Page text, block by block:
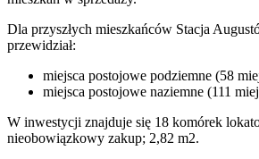
Dla przyszłych mieszkańców Stacja
przewidział:
miejsca postojowe podziemne (58
miejsca postojowe naziemne (111
W inwestycji znajduje się 18 komórek
nieobowiązkowy zakup; 2,82 m2.